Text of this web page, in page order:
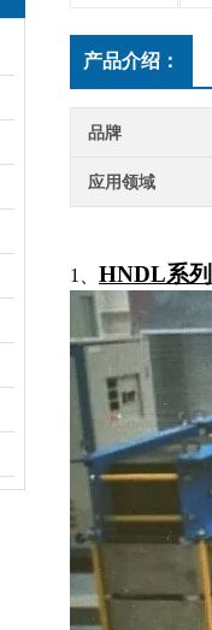
产品介绍：
品牌
应用领域
1、 HNDL系